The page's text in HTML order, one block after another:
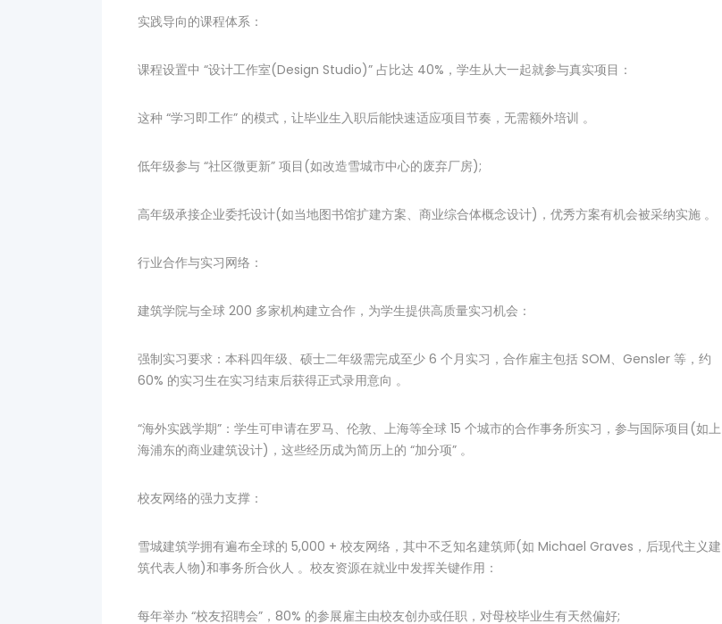
实践导向的课程体系：
课程设置中 “设计工作室(Design Studio)” 占比达 40%，学生从大一起就参与真实项目：
这种 “学习即工作” 的模式，让毕业生入职后能快速适应项目节奏，无需额外培训 。
低年级参与 “社区微更新” 项目(如改造雪城市中心的废弃厂房);
高年级承接企业委托设计(如当地图书馆扩建方案、商业综合体概念设计)，优秀方案有机会被采纳实施 。
行业合作与实习网络：
建筑学院与全球 200 多家机构建立合作，为学生提供高质量实习机会：
强制实习要求：本科四年级、硕士二年级需完成至少 6 个月实习，合作雇主包括 SOM、Gensler 等，约
60% 的实习生在实习结束后获得正式录用意向 。
“海外实践学期”：学生可申请在罗马、伦敦、上海等全球 15 个城市的合作事务所实习，参与国际项目(如上
海浦东的商业建筑设计)，这些经历成为简历上的 “加分项” 。
校友网络的强力支撑：
雪城建筑学拥有遍布全球的 5,000 + 校友网络，其中不乏知名建筑师(如 Michael Graves，后现代主义建
筑代表人物)和事务所合伙人 。校友资源在就业中发挥关键作用：
每年举办 “校友招聘会”，80% 的参展雇主由校友创办或任职，对母校毕业生有天然偏好;